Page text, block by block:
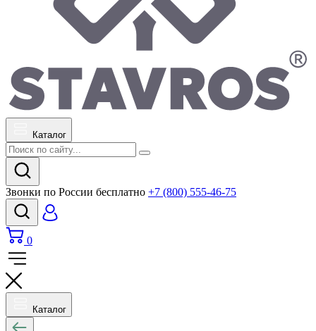
Каталог
Звонки по России бесплатно +7 (800) 555-46-75
0
Каталог